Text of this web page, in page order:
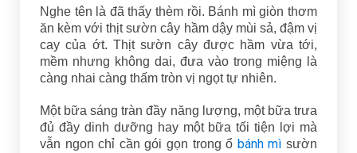
Nghe tên là đã thấy thèm rồi. Bánh mì giòn thơm
ăn kèm với thịt sườn cây hầm dậy mùi sả, đậm vị
cay của ớt. Thịt sườn cây được hầm vừa tới,
mềm nhưng không dai, đưa vào trong miệng là
càng nhai càng thấm tròn vị ngọt tự nhiên.
Một bữa sáng tràn đầy năng lượng, một bữa trưa
đủ đầy dinh dưỡng hay một bữa tối tiện lợi mà
vẫn ngon chỉ cần gói gọn trong ổ bánh mì sườn